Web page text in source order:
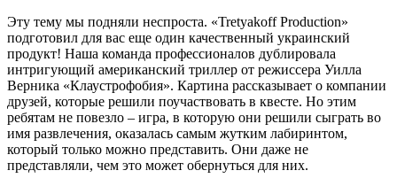
Эту тему мы подняли неспроста. «Tretyakoff Production»
подготовил для вас еще один качественный украинский
продукт! Наша команда профессионалов дублировала
интригующий американский триллер от режиссера Уилла
Верника «Клаустрофобия». Картина рассказывает о компании
друзей, которые решили поучаствовать в квесте. Но этим
ребятам не повезло – игра, в которую они решили сыграть во
имя развлечения, оказалась самым жутким лабиринтом,
который только можно представить. Они даже не
представляли, чем это может обернуться для них.